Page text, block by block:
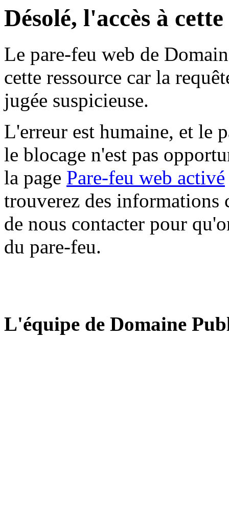
Désolé, l'accès à
Le pare-feu web de
cette ressource car la
jugée suspicieuse.
L'erreur est humaine, et le
le blocage n'est pas
la page Pare-feu web activé
trouverez des informations
de nous contacter pour
du pare-feu.
L'équipe de Domaine